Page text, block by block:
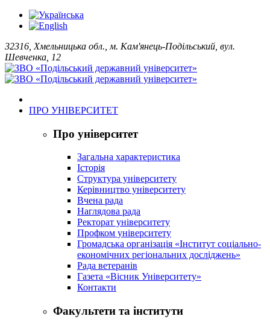
32316, Хмельницька обл., м. Кам'янець-Подільський, вул.
Шевченка, 12
ПРО УНІВЕРСИТЕТ
Про університет
Загальна характеристика
Історія
Структура університету
Керівництво університету
Вчена рада
Наглядова рада
Ректорат університету
Профком університету
Громадська організація «Інститут соціально-
економічних регіональних досліджень»
Рада ветеранів
Газета «Вісник Університету»
Контакти
Факультети та інститути